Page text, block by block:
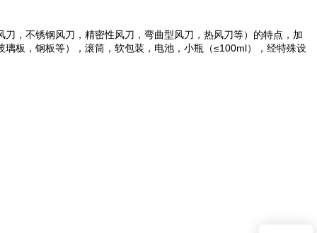
，不锈钢风刀，精密性风刀，弯曲型风刀，热风刀等）的特点，加
板，钢板等），滚筒，软包装，电池，小瓶（≤100ml），经特殊设